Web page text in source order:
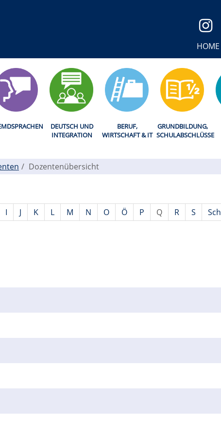
HOME
DEUTSCH UND
INTEGRATION
BERUF,
WIRTSCHAFT & IT
GRUNDBILDUNG,
SCHULABSCHLÜSSE
Dozentenübersicht
I J K L M N O Ö P Q R S Sch